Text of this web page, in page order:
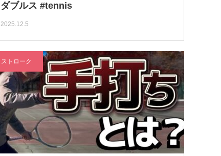
ダブルス #tennis
2025.12.5
ストローク